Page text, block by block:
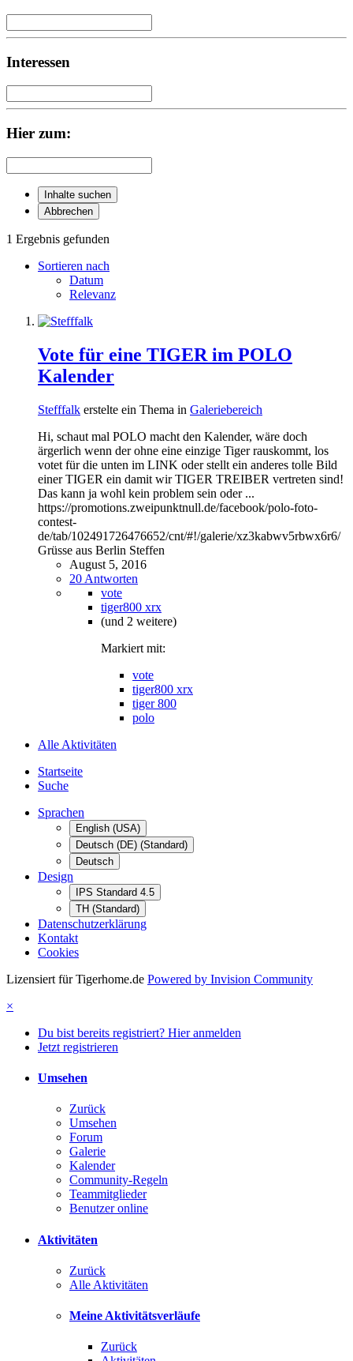
Interessen
Hier zum:
Inhalte suchen
Abbrechen
1 Ergebnis gefunden
Sortieren nach
Datum
Relevanz
Vote für eine TIGER im POLO
Kalender
Stefffalk erstelte ein Thema in Galeriebereich
Hi, schaut mal POLO macht den Kalender, wäre doch
ärgerlich wenn der ohne eine einzige Tiger rauskommt, los
votet für die unten im LINK oder stellt ein anderes tolle Bild
einer TIGER ein damit wir TIGER TREIBER vertreten sind!
Das kann ja wohl kein problem sein oder ...
https://promotions.zweipunktnull.de/facebook/polo-foto-
contest-
de/tab/102491726476652/cnt/#!/galerie/xz3kabwv5rbwx6r6/
Grüsse aus Berlin Steffen
August 5, 2016
20 Antworten
vote
tiger800 xrx
(und 2 weitere)
Markiert mit:
vote
tiger800 xrx
tiger 800
polo
Alle Aktivitäten
Startseite
Suche
Sprachen
English (USA)
Deutsch (DE) (Standard)
Deutsch
Design
IPS Standard 4.5
TH (Standard)
Datenschutzerklärung
Kontakt
Cookies
Lizensiert für Tigerhome.de Powered by Invision Community
×
Du bist bereits registriert? Hier anmelden
Jetzt registrieren
Umsehen
Zurück
Umsehen
Forum
Galerie
Kalender
Community-Regeln
Teammitglieder
Benutzer online
Aktivitäten
Zurück
Alle Aktivitäten
Meine Aktivitätsverläufe
Zurück